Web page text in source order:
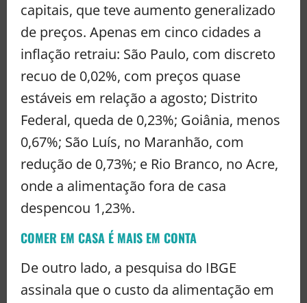
capitais, que teve aumento generalizado
de preços. Apenas em cinco cidades a
inflação retraiu: São Paulo, com discreto
recuo de 0,02%, com preços quase
estáveis em relação a agosto; Distrito
Federal, queda de 0,23%; Goiânia, menos
0,67%; São Luís, no Maranhão, com
redução de 0,73%; e Rio Branco, no Acre,
onde a alimentação fora de casa
despencou 1,23%.
COMER EM CASA É MAIS EM CONTA
De outro lado, a pesquisa do IBGE
assinala que o custo da alimentação em